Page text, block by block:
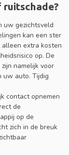
uw gezichtsveld
kan een ster
extra kosten
op. De
namelijk voor
uw auto. Tijdig
contact opnemen
de
op de
zich in de breuk